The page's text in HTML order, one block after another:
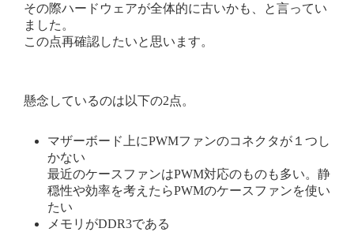
その際ハードウェアが全体的に古いかも、と言ってい
ました。
この点再確認したいと思います。
懸念しているのは以下の2点。
マザーボード上にPWMファンのコネクタが１つし
かない
最近のケースファンはPWM対応のものも多い。静
穏性や効率を考えたらPWMのケースファンを使い
たい
メモリがDDR3である